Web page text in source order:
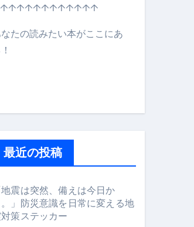
#全財産 #暗号資産
たの読みたい本がここにあ
最近の投稿
地震は突然、備えは今日か
。」防災意識を日常に変える地
策ステッカー